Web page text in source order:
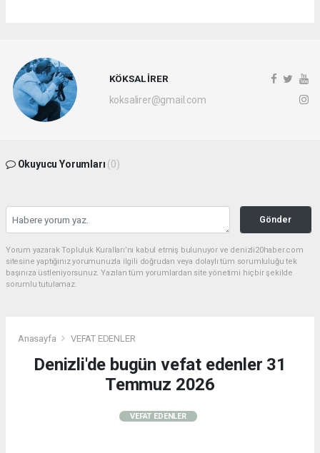
KÖKSAL İRER
koksalirer@gmail.com
Okuyucu Yorumları (0)
Gönder
Yorum yazarak Topluluk Kuralları’nı kabul etmiş bulunuyor ve denizli20haber.com
sitesine yaptığınız yorumunuzla ilgili doğrudan veya dolaylı tüm sorumluluğu tek
başınıza üstleniyorsunuz. Yazılan tüm yorumlardan site yönetimi hiçbir şekilde
sorumlu tutulamaz.
Anasayfa VEFAT EDENLER
Denizli'de bugün vefat edenler 31
Temmuz 2026
VEFAT EDENLER